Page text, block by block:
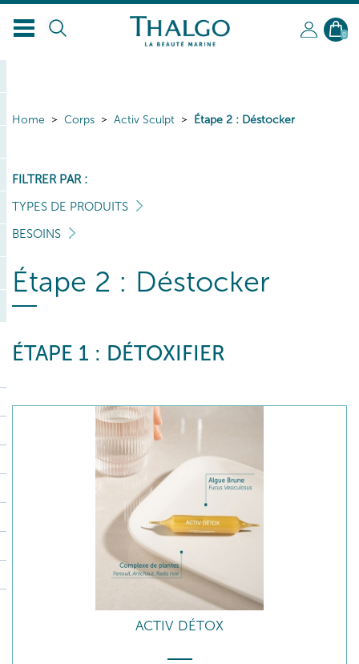
0
Home Corps Activ Sculpt Étape 2 : Déstocker
FILTRER PAR :
TYPES DE PRODUITS
BESOINS
Étape 2 : Déstocker
ÉTAPE 1 : DÉTOXIFIER
ACTIV DÉTOX